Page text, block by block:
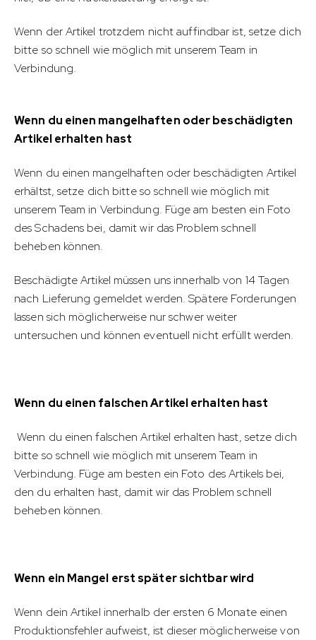
Wenn der Artikel trotzdem nicht auffindbar ist, setze dich
bitte so schnell wie möglich mit unserem Team in
Verbindung.
Wenn du einen mangelhaften oder beschädigten
Artikel erhalten hast
Wenn du einen mangelhaften oder beschädigten Artikel
erhältst, setze dich bitte so schnell wie möglich mit
unserem Team in Verbindung. Füge am besten ein Foto
des Schadens bei, damit wir das Problem schnell
beheben können.
Beschädigte Artikel müssen uns innerhalb von 14 Tagen
nach Lieferung gemeldet werden. Spätere Forderungen
lassen sich möglicherweise nur schwer weiter
untersuchen und können eventuell nicht erfüllt werden.
Wenn du einen falschen Artikel erhalten hast
Wenn du einen falschen Artikel erhalten hast, setze dich
bitte so schnell wie möglich mit unserem Team in
Verbindung. Füge am besten ein Foto des Artikels bei,
den du erhalten hast, damit wir das Problem schnell
beheben können.
Wenn ein Mangel erst später sichtbar wird
Wenn dein Artikel innerhalb der ersten 6 Monate einen
Produktionsfehler aufweist, ist dieser möglicherweise von